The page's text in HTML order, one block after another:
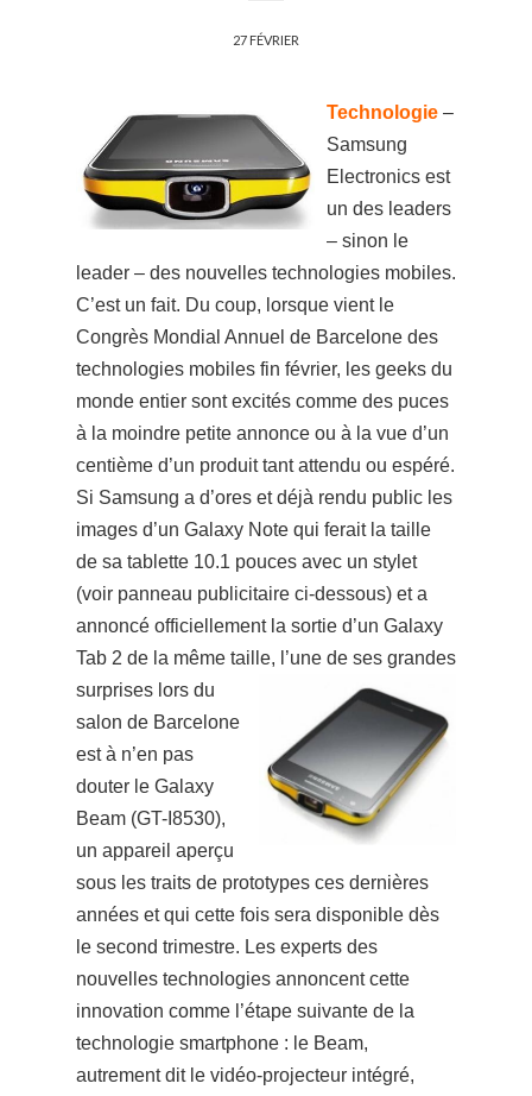
27 FÉVRIER
Technologie –
Samsung
Electronics est
un des leaders
– sinon le
leader – des nouvelles technologies mobiles.
C’est un fait. Du coup, lorsque vient le
Congrès Mondial Annuel de Barcelone des
technologies mobiles fin février, les geeks du
monde entier sont excités comme des puces
à la moindre petite annonce ou à la vue d’un
centième d’un produit tant attendu ou espéré.
Si Samsung a d’ores et déjà rendu public les
images d’un Galaxy Note qui ferait la taille
de sa tablette 10.1 pouces avec un stylet
(voir panneau publicitaire ci-dessous) et a
annoncé officiellement la sortie d’un Galaxy
Tab 2 de la même taille, l’une de ses grandes
surprises lors du
salon de Barcelone
est à n’en pas
douter le Galaxy
Beam (GT-I8530),
un appareil aperçu
sous les traits de prototypes ces dernières
années et qui cette fois sera disponible dès
le second trimestre. Les experts des
nouvelles technologies annoncent cette
innovation comme l’étape suivante de la
technologie smartphone : le Beam,
autrement dit le vidéo-projecteur intégré,